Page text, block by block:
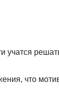
учатся
что